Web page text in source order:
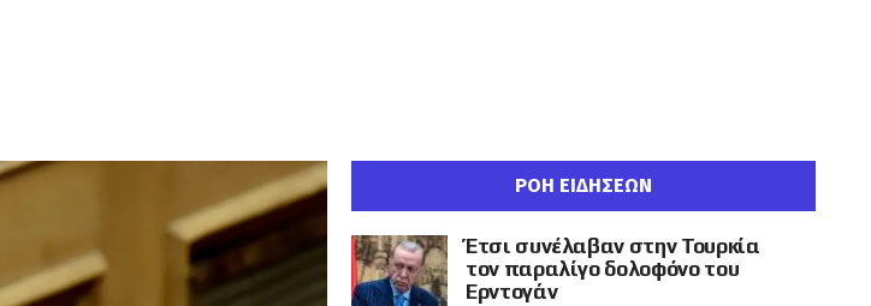
ΡΟΗ ΕΙΔΗΣΕΩΝ
Έτσι συνέλαβαν στην Τουρκία
τον παραλίγο δολοφόνο του
Ερντογάν